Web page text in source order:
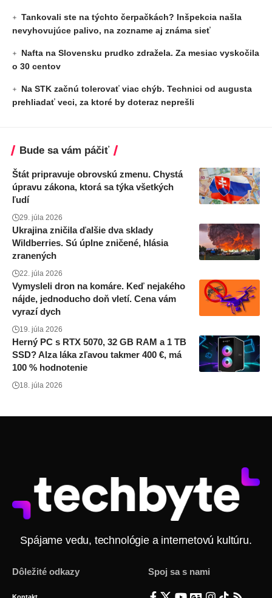
Tankovali ste na týchto čerpačkách? Inšpekcia našla
nevyhovujúce palivo, na zozname aj známa sieť
Nafta na Slovensku prudko zdražela. Za mesiac vyskočila
o 30 centov
Na STK začnú tolerovať viac chýb. Technici od augusta
prehliadať veci, za ktoré by doteraz neprešli
Bude sa vám páčiť
Štát pripravuje obrovskú zmenu. Chystá
úpravu zákona, ktorá sa týka všetkých
ľudí
29. júla 2026
Ukrajina zničila ďalšie dva sklady
Wildberries. Sú úplne zničené, hlásia
zranených
22. júla 2026
Vymysleli dron na komáre. Keď nejakého
nájde, jednoducho doň vletí. Cena vám
vyrazí dych
19. júla 2026
Herný PC s RTX 5070, 32 GB RAM a 1 TB
SSD? Alza láka zľavou takmer 400 €, má
100 % hodnotenie
18. júla 2026
Spájame vedu, technológie a internetovú kultúru.
Dôležité odkazy
Kontakt
Spoj sa s nami